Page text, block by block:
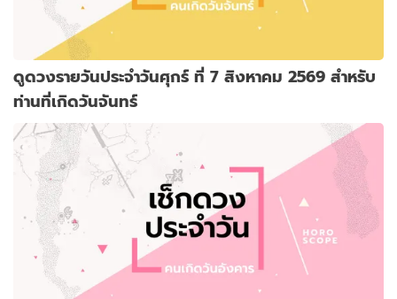
ดูดวงรายวันประจำวันศุกร์ ที่ 7 สิงหาคม 2569 สำหรับ
ท่านที่เกิดวันจันทร์